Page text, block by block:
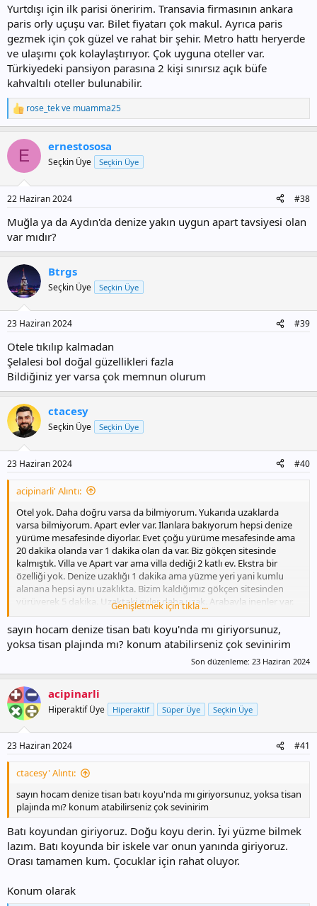
Yurtdışı için ilk parisi öneririm. Transavia firmasının ankara
paris orly uçuşu var. Bilet fiyatarı çok makul. Ayrıca paris
gezmek için çok güzel ve rahat bir şehir. Metro hattı heryerde
ve ulaşımı çok kolaylaştırıyor. Çok uyguna oteller var.
Türkiyedeki pansiyon parasına 2 kişi sınırsız açık büfe
kahvaltılı oteller bulunabilir.
T
e
k
l
:
rose_tekve muamma25
E ernestososa
Seçkin Üye Seçkin Üye
22 Haziran 2024 #38
Muğla ya da Aydın'da denize yakın uygun apart tavsiyesi olan
var mıdır?
Btrgs
Seçkin Üye Seçkin Üye
23 Haziran 2024 #39
Otele tıkılıp kalmadan
Şelalesi bol doğal güzellikleri fazla
Bildiğiniz yer varsa çok memnun olurum
ctacesy
Seçkin Üye Seçkin Üye
23 Haziran 2024 #40
acipinarli' Alıntı:
Otel yok. Daha doğru varsa da bilmiyorum. Yukarıda uzaklarda
varsa bilmiyorum. Apart evler var. İlanlara bakıyorum hepsi denize
yürüme mesafesinde diyorlar. Evet çoğu yürüme mesafesinde ama
20 dakika olanda var 1 dakika olan da var. Biz gökçen sitesinde
kalmıştık. Villa ve Apart var ama villa dediği 2 katlı ev. Ekstra bir
özelliği yok. Denize uzaklığı 1 dakika ama yüzme yeri yani kumlu
alanana hepsi aynı uzaklıkta. Bizim kaldığımız gökçen sitesinden
yürüyerek 5 dakika. Uzaktaki evler daha uzak. Arabayla inenler var.
Pişman oluyor yukarıdan ev tutanlar. Bir rıhtım var kumlu alan
orada. Denizi temiz ve zerre dalga yok. Kızım 4 yaşındayken rahatça
oynadı korkmadı. Kolluk taktık su üstünde eğlendi. 100 metre
açıklıyorsunuz deniz göğsüme geliyor. Boyum 1.72. Yemek
konusunda kendin pişir kendin ye. Market ve bir migros vardı.
Market yerel market pahalı değil. Fiyatı normal tek olmasına
rağmen.
Bir lokanta var pahalı. Biz taşucunda tüm malzemeleri alıp eve
gidince yemeğimizi yapıyoruz.
En yakın yerleşim yeri Yeşilovacık. Oraya gitmedik hiç. Dağ var
arasında. Dağı aşmak lazım tisana gitmek için. Yolu biraz dik ama
tehlikeli değil. 3-4 km tırmanıp bir o kadar da iniliyor. Yeşilovacıktan
başka en yakın ve büyük yerleşim yeri taşucu 30 dakika.
Herşey hazır olsun yemekle uğraşmam derseniz tavsiye etmem.
Yemeğinizi pişirmeniz lazım. Lokantadan yeriz derseniz bilmem ama
pahalı baya.
@kendir_lihocam birde geçen sene adrasana gittik. Çocuklar orada
adrasanın havasını sevdik ama bir daha gelmeyelim. Tisanın denizi
Genişletmek için tıkla ...
sayın hocam denize tisan batı koyu'nda mı giriyorsunuz,
yoksa tisan plajında mı? konum atabilirseniz çok sevinirim
Son düzenleme: 23 Haziran 2024
acipinarli
Hiperaktif Üye Hiperaktif Süper Üye Seçkin Üye
23 Haziran 2024 #41
ctacesy' Alıntı:
sayın hocam denize tisan batı koyu'nda mı giriyorsunuz, yoksa tisan
plajında mı? konum atabilirseniz çok sevinirim
Batı koyundan giriyoruz. Doğu koyu derin. İyi yüzme bilmek
lazım. Batı koyunda bir iskele var onun yanında giriyoruz.
Orası tamamen kum. Çocuklar için rahat oluyor.
Konum olarak